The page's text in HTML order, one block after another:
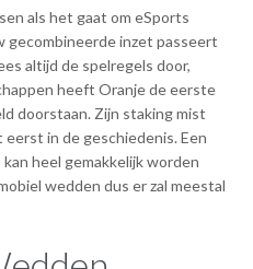
als het gaat om eSports
gecombineerde inzet passeert
altijd de spelregels door,
heeft Oranje de eerste
doorstaan. Zijn staking mist
in de geschiedenis. Een
heel gemakkelijk worden
wedden dus er zal meestal